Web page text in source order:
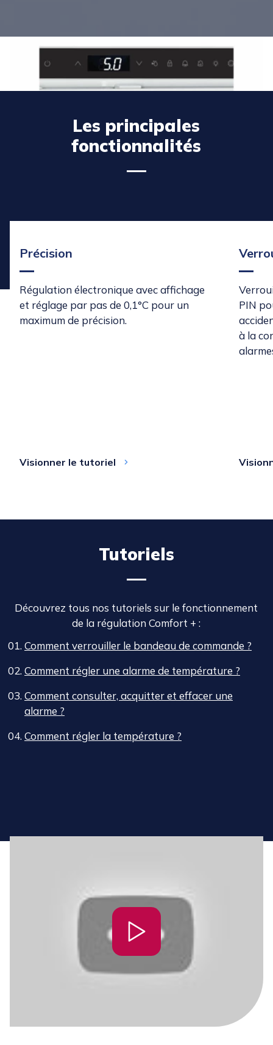
Les principales
fonctionnalités
Précision
Régulation électronique avec affichage
et réglage par pas de 0,1°C pour un
maximum de précision.
Visionner le tutoriel
PIN
à la
Tutoriels
Découvrez tous nos tutoriels sur le fonctionnement
de la régulation Comfort + :
Comment verrouiller le bandeau de commande ?
Comment régler une alarme de température ?
Comment consulter, acquitter et effacer une
alarme ?
Comment régler la température ?